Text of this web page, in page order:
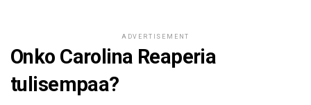
ADVERTISEMENT
Onko Carolina Reaperia
tulisempaa?